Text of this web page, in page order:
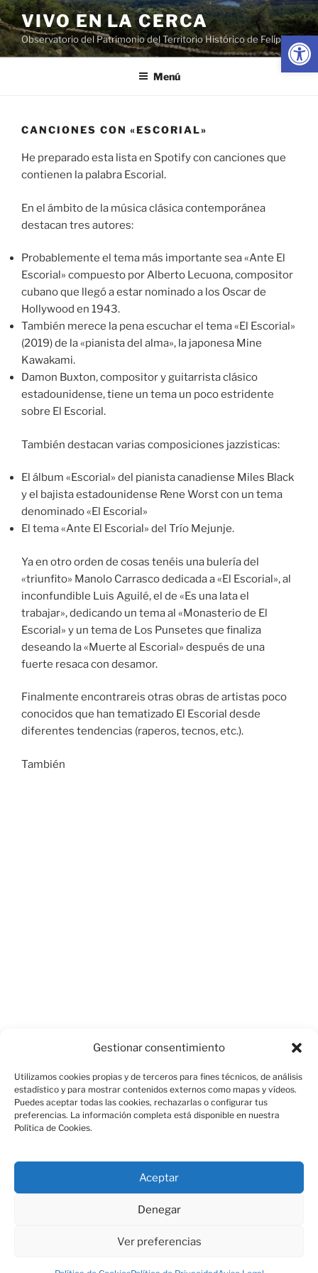
Abrir
Gestionar consentimiento
Utilizamos cookies propias y de terceros para fines técnicos, de análisis
estadístico y para mostrar contenidos externos como mapas y vídeos.
Puedes aceptar todas las cookies, rechazarlas o configurar tus
preferencias. La información completa está disponible en nuestra
Política de Cookies.
Aceptar
Denegar
Ver preferencias
Saltar
al
contenido
VIVO EN LA CERCA
Observatorio del Patrimonio del Territorio Histórico de Felipe II
Menú
CANCIONES CON «ESCORIAL»
He preparado esta lista en Spotify con canciones que
contienen la palabra Escorial.
En el ámbito de la música clásica contemporánea
destacan tres autores:
Probablemente el tema más importante sea «Ante El
Escorial» compuesto por Alberto Lecuona, compositor
cubano que llegó a estar nominado a los Oscar de
Hollywood en 1943.
También merece la pena escuchar el tema «El Escorial»
(2019) de la «pianista del alma», la japonesa Mine
Kawakami.
Damon Buxton, compositor y guitarrista clásico
estadounidense, tiene un tema un poco estridente
sobre El Escorial.
También destacan varias composiciones jazzisticas:
El álbum «Escorial» del pianista canadiense Miles Black
y el bajista estadounidense Rene Worst con un tema
denominado «El Escorial»
El tema «Ante El Escorial» del Trío Mejunje.
Ya en otro orden de cosas tenéis una bulería del
«triunfito» Manolo Carrasco dedicada a «El Escorial», al
inconfundible Luis Aguilé, el de «Es una lata el
trabajar», dedicando un tema al «Monasterio de El
Escorial» y un tema de Los Punsetes que finaliza
deseando la «Muerte al Escorial» después de una
fuerte resaca con desamor.
Finalmente encontrareis otras obras de artistas poco
conocidos que han tematizado El Escorial desde
diferentes tendencias (raperos, tecnos, etc.).
También